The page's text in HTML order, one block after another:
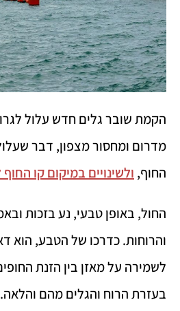
הקמת שובר גלים חדש עלול
מדרום ומחסור מצפון, דבר
החוף, ולשינויים במיקום קו
החול, באופן טבעי, נע בזכות
והרוחות. כדרכו של הטבע, הוא
לשמירה על מאזן בין הזנת